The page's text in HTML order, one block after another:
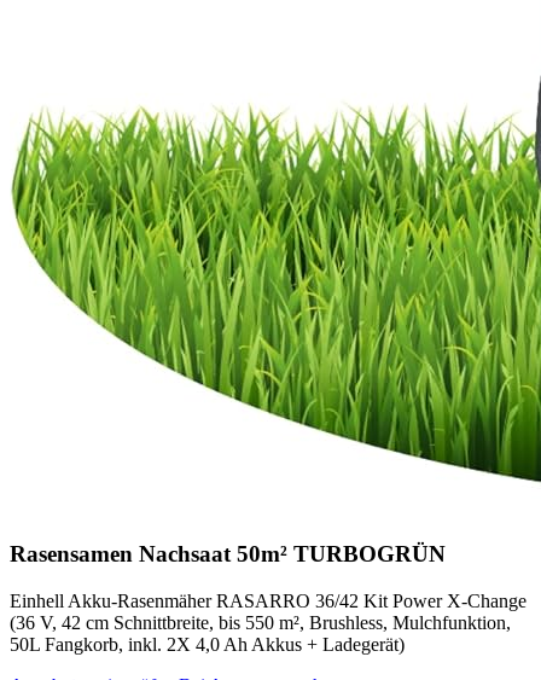
Rasensamen Nachsaat 50m² TURBOGRÜN
Einhell Akku-Rasenmäher RASARRO 36/42 Kit Power X-Change
(36 V, 42 cm Schnittbreite, bis 550 m², Brushless, Mulchfunktion,
50L Fangkorb, inkl. 2X 4,0 Ah Akkus + Ladegerät)